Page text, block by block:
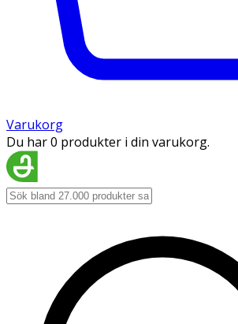
Varukorg
Du har 0 produkter i din varukorg.